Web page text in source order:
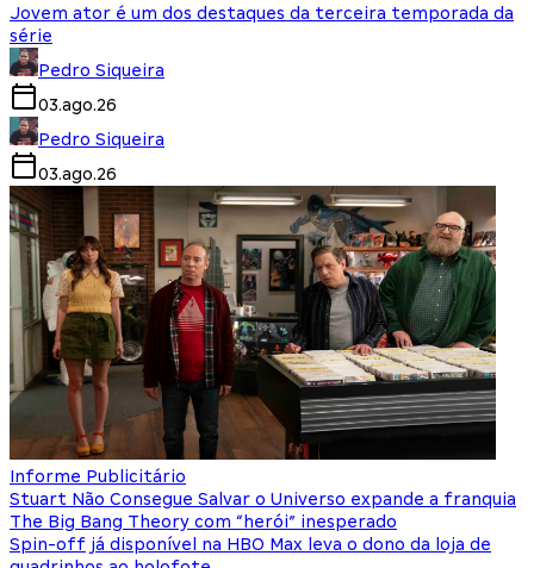
Jovem ator é um dos destaques da terceira temporada da
série
Pedro Siqueira
03.ago.26
Pedro Siqueira
03.ago.26
Informe Publicitário
Stuart Não Consegue Salvar o Universo expande a franquia
The Big Bang Theory com “herói” inesperado
Spin-off já disponível na HBO Max leva o dono da loja de